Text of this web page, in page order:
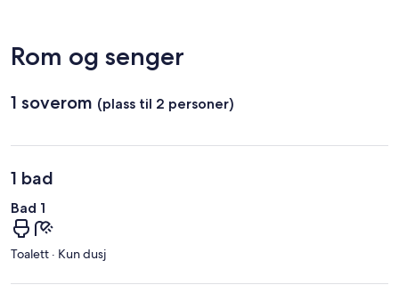
Rom og senger
1 soverom (plass til 2 personer)
1 bad
Bad 1
Toalett · Kun dusj